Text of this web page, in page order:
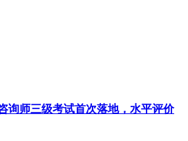
询师三级考试首次落地，水平评价